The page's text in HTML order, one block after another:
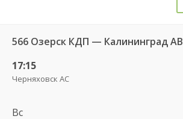
566 Озерск КДП — Калининград АВ
17:15
Черняховск АС
Вс